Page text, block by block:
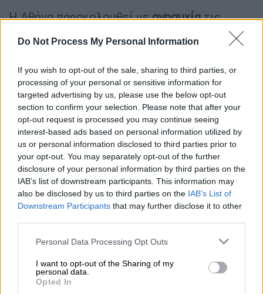
Do Not Process My Personal Information
If you wish to opt-out of the sale, sharing to third parties, or
processing of your personal or sensitive information for
targeted advertising by us, please use the below opt-out
section to confirm your selection. Please note that after your
opt-out request is processed you may continue seeing
interest-based ads based on personal information utilized by
us or personal information disclosed to third parties prior to
your opt-out. You may separately opt-out of the further
disclosure of your personal information by third parties on the
IAB’s list of downstream participants. This information may
also be disclosed by us to third parties on the IAB’s List of
Downstream Participants that may further disclose it to other
Please note that this website/app uses one or more Google
not limited to your visit or usage behaviour. You may click to
grant or deny consent to Google and its third-party tags to
use your data for below specified purposes in below Google
Personal Data Processing Opt Outs
I want to opt-out of the Sharing of my
personal data.
Opted In
Η Αθήνα παρακολουθεί μεανησυχίατις
μέρη ναεπιδείξουν αυτοσυγκράτηση
και να
της διπλωματίας.Η χώρα μας μαζί με τους
εταίρους της θα συνεχίσει να εργάζεται
προς αυτή την κατεύθυνση προς όφελος της
σταθερότητας και της ασφάλειας.
ΔΙΑΒΑΣΤΕ ΕΠΙΣΗΣ
Πολιτική|13.06.2025 14:41
Στην Ελλάδα το αεροπλάνο του
Νετανιάχου - Μετέφερε τον